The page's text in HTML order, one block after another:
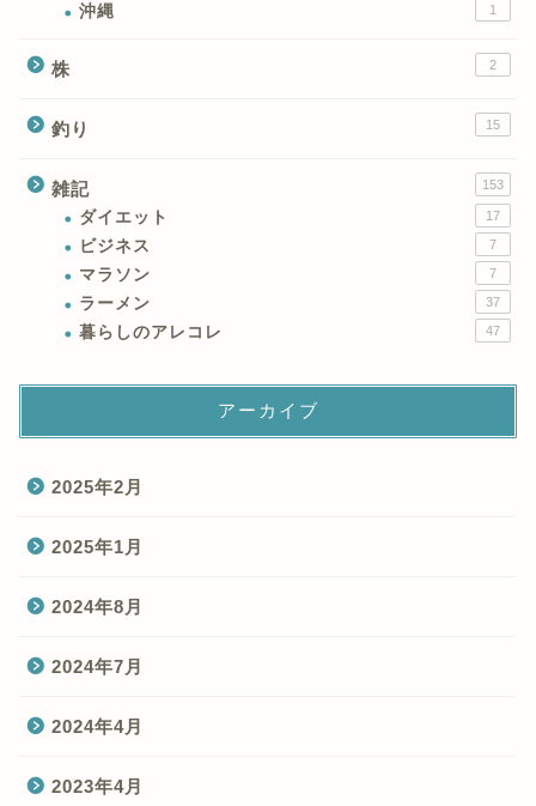
沖縄 1
株 2
釣り 15
雑記 153
ダイエット 17
ビジネス 7
マラソン 7
ラーメン 37
暮らしのアレコレ 47
アーカイブ
2025年2月
2025年1月
2024年8月
2024年7月
2024年4月
2023年4月